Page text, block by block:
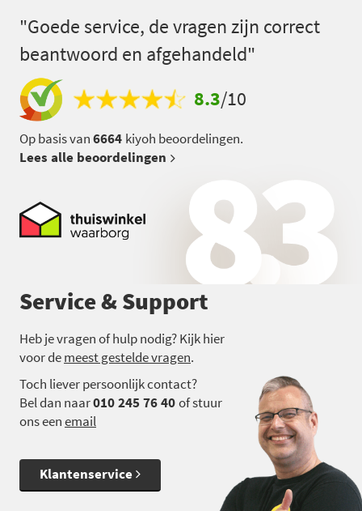
"Goede service, de vragen zijn correct
beantwoord en afgehandeld"
8.3/10
Op basis van6664 kiyoh beoordelingen.
Lees alle beoordelingen
Service & Support
Heb je vragen of hulp nodig? Kijk hier
voor demeest gestelde vragen.
Toch liever persoonlijk contact?
Bel dan naar010 245 76 40of stuur
ons eenemail
Klantenservice